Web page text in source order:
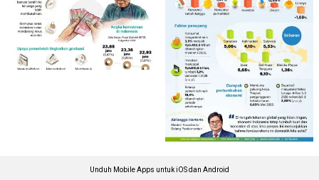
Unduh Mobile Apps untuk iOS dan Android